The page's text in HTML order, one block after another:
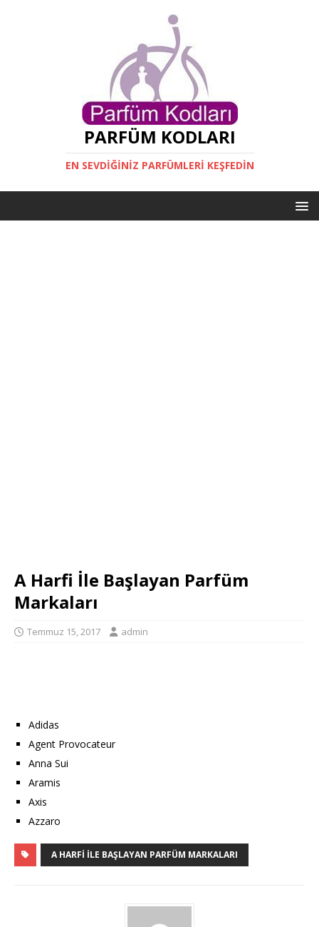
PARFÜM KODLARI
EN SEVDIĞINIZ PARFÜMLERI KEŞFEDIN
A Harfi İle Başlayan Parfüm
Markaları
Temmuz 15, 2017 admin
Adidas
Agent Provocateur
Anna Sui
Aramis
Axis
Azzaro
A HARFI İLE BAŞLAYAN PARFÜM MARKALARI